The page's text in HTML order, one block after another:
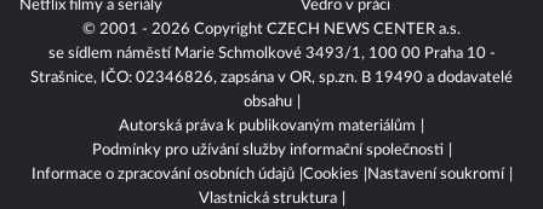
© 2001 - 2026 Copyright CZECH NEWS CENTER a.s.
se sídlem náměstí Marie Schmolkové 3493/1, 100 00 Praha 10 -
Strašnice, IČO: 02346826, zapsána v OR, sp.zn. B 19490 a dodavatelé
obsahu
Autorská práva k publikovaným materiálům
Podmínky pro užívání služby informační společnosti
Informace o zpracování osobních údajů Cookies
Nastavení soukromí
Vlastnická struktura
Netflix filmy a seriály
Vedro v práci